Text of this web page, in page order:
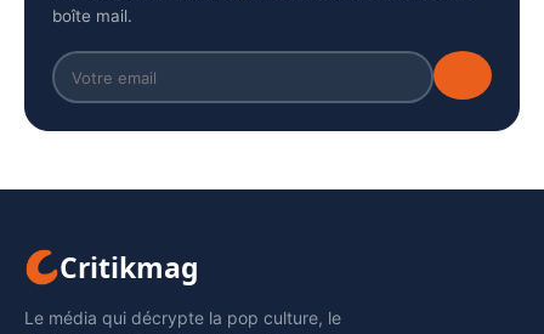
boîte mail.
Critikmag
Le média qui décrypte la pop culture, le